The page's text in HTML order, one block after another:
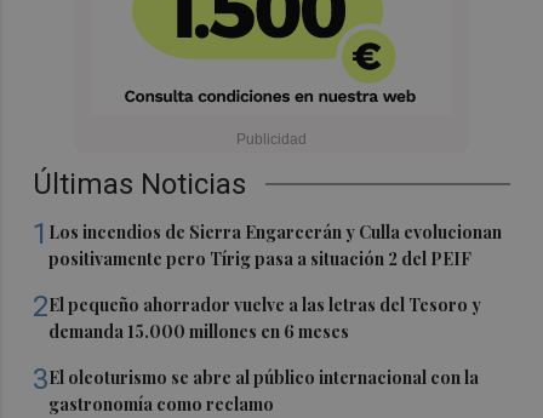
Últimas Noticias
1 Los incendios de Sierra Engarcerán y Culla evolucionan
positivamente pero Tírig pasa a situación 2 del PEIF
2El pequeño ahorrador vuelve a las letras del Tesoro y
demanda 15.000 millones en 6 meses
3El oleoturismo se abre al público internacional con la
gastronomía como reclamo